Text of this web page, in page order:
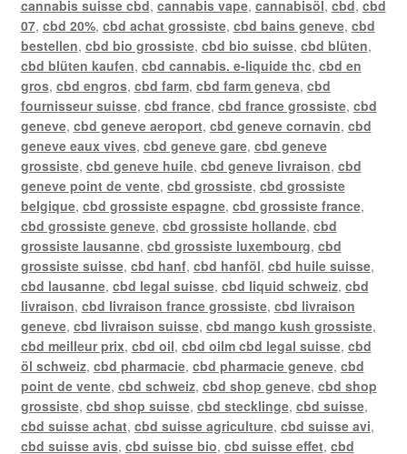
cannabis suisse cbd, cannabis vape, cannabisöl, cbd, cbd
07, cbd 20%, cbd achat grossiste, cbd bains geneve, cbd
bestellen, cbd bio grossiste, cbd bio suisse, cbd blüten,
cbd blüten kaufen, cbd cannabis. e-liquide thc, cbd en
gros, cbd engros, cbd farm, cbd farm geneva, cbd
fournisseur suisse, cbd france, cbd france grossiste, cbd
geneve, cbd geneve aeroport, cbd geneve cornavin, cbd
geneve eaux vives, cbd geneve gare, cbd geneve
grossiste, cbd geneve huile, cbd geneve livraison, cbd
geneve point de vente, cbd grossiste, cbd grossiste
belgique, cbd grossiste espagne, cbd grossiste france,
cbd grossiste geneve, cbd grossiste hollande, cbd
grossiste lausanne, cbd grossiste luxembourg, cbd
grossiste suisse, cbd hanf, cbd hanföl, cbd huile suisse,
cbd lausanne, cbd legal suisse, cbd liquid schweiz, cbd
livraison, cbd livraison france grossiste, cbd livraison
geneve, cbd livraison suisse, cbd mango kush grossiste,
cbd meilleur prix, cbd oil, cbd oilm cbd legal suisse, cbd
öl schweiz, cbd pharmacie, cbd pharmacie geneve, cbd
point de vente, cbd schweiz, cbd shop geneve, cbd shop
grossiste, cbd shop suisse, cbd stecklinge, cbd suisse,
cbd suisse achat, cbd suisse agriculture, cbd suisse avi,
cbd suisse avis, cbd suisse bio, cbd suisse effet, cbd